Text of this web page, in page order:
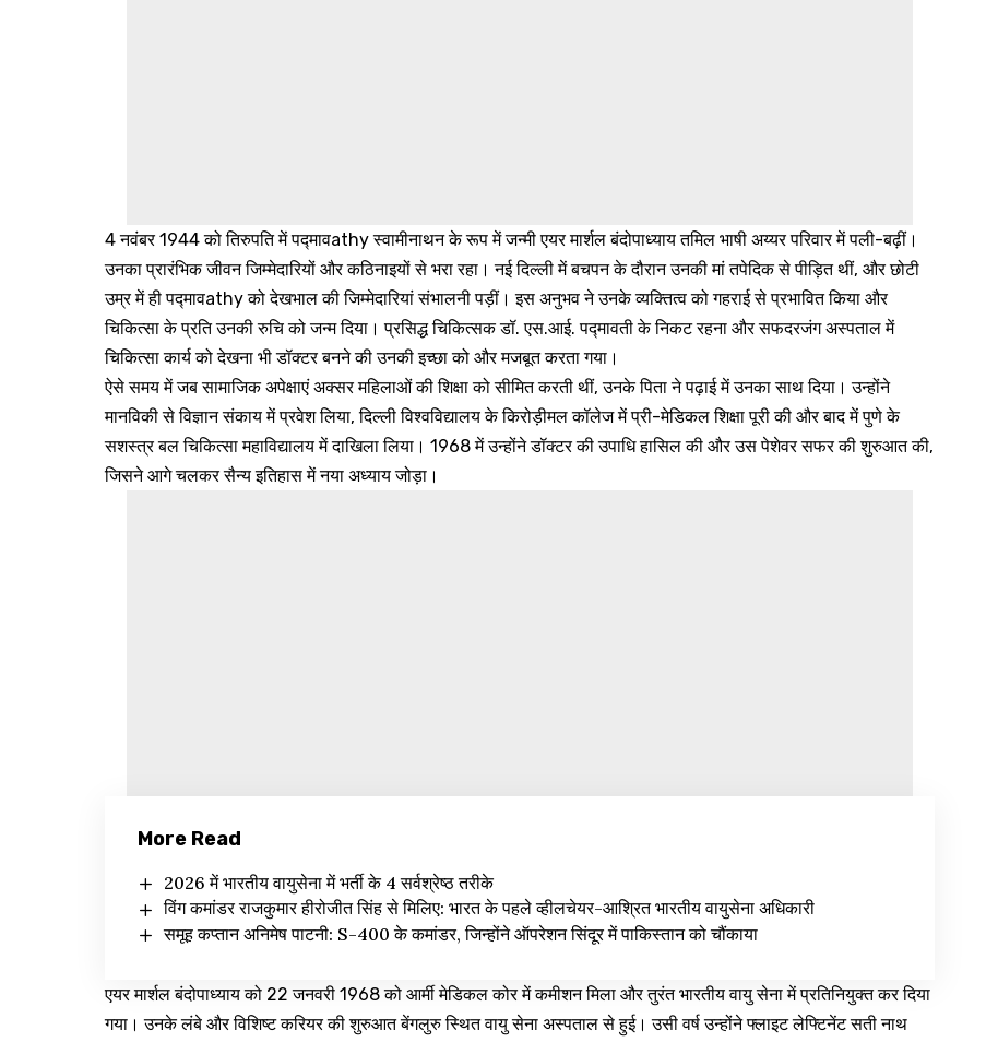
4 नवंबर 1944 को तिरुपति में पद्मावathy स्वामीनाथन के रूप में जन्मी एयर मार्शल बंदोपाध्याय तमिल भाषी अय्यर परिवार में पली-बढ़ीं।
उनका प्रारंभिक जीवन जिम्मेदारियों और कठिनाइयों से भरा रहा। नई दिल्ली में बचपन के दौरान उनकी मां तपेदिक से पीड़ित थीं, और छोटी
उम्र में ही पद्मावathy को देखभाल की जिम्मेदारियां संभालनी पड़ीं। इस अनुभव ने उनके व्यक्तित्व को गहराई से प्रभावित किया और
चिकित्सा के प्रति उनकी रुचि को जन्म दिया। प्रसिद्ध चिकित्सक डॉ. एस.आई. पद्मावती के निकट रहना और सफदरजंग अस्पताल में
चिकित्सा कार्य को देखना भी डॉक्टर बनने की उनकी इच्छा को और मजबूत करता गया।
ऐसे समय में जब सामाजिक अपेक्षाएं अक्सर महिलाओं की शिक्षा को सीमित करती थीं, उनके पिता ने पढ़ाई में उनका साथ दिया। उन्होंने
मानविकी से विज्ञान संकाय में प्रवेश लिया, दिल्ली विश्वविद्यालय के किरोड़ीमल कॉलेज में प्री-मेडिकल शिक्षा पूरी की और बाद में पुणे के
सशस्त्र बल चिकित्सा महाविद्यालय में दाखिला लिया। 1968 में उन्होंने डॉक्टर की उपाधि हासिल की और उस पेशेवर सफर की शुरुआत की,
जिसने आगे चलकर सैन्य इतिहास में नया अध्याय जोड़ा।
More Read
2026 में भारतीय वायुसेना में भर्ती के 4 सर्वश्रेष्ठ तरीके
विंग कमांडर राजकुमार हीरोजीत सिंह से मिलिए: भारत के पहले व्हीलचेयर-आश्रित भारतीय वायुसेना अधिकारी
समूह कप्तान अनिमेष पाटनी: S-400 के कमांडर, जिन्होंने ऑपरेशन सिंदूर में पाकिस्तान को चौंकाया
एयर मार्शल बंदोपाध्याय को 22 जनवरी 1968 को आर्मी मेडिकल कोर में कमीशन मिला और तुरंत भारतीय वायु सेना में प्रतिनियुक्त कर दिया
गया। उनके लंबे और विशिष्ट करियर की शुरुआत बेंगलुरु स्थित वायु सेना अस्पताल से हुई। उसी वर्ष उन्होंने फ्लाइट लेफ्टिनेंट सती नाथ